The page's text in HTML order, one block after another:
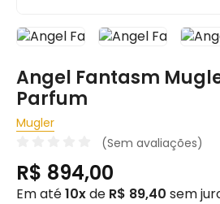
Angel Fantasm
Parfum
Mugler
(Sem avaliações)
R$ 894,00
Em até10xde R$ 89,40 sem